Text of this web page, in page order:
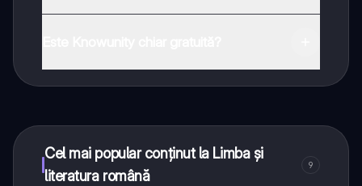
Cel mai popular conținut la Limba și
literatura română
9